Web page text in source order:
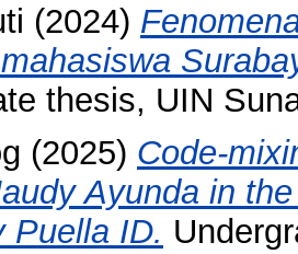
(2024)
thesis, UIN
(2025) Code-
Ayunda in
Puella ID.